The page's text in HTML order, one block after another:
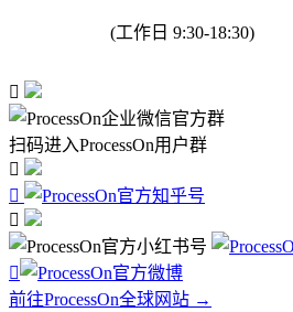
(工作日 9:30-18:30)

扫码进入ProcessOn用户群




前往ProcessOn全球网站 →